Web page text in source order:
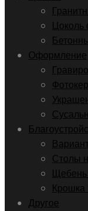
Цоколь
Оформление
Столы
Щебень
Крошка
Другое